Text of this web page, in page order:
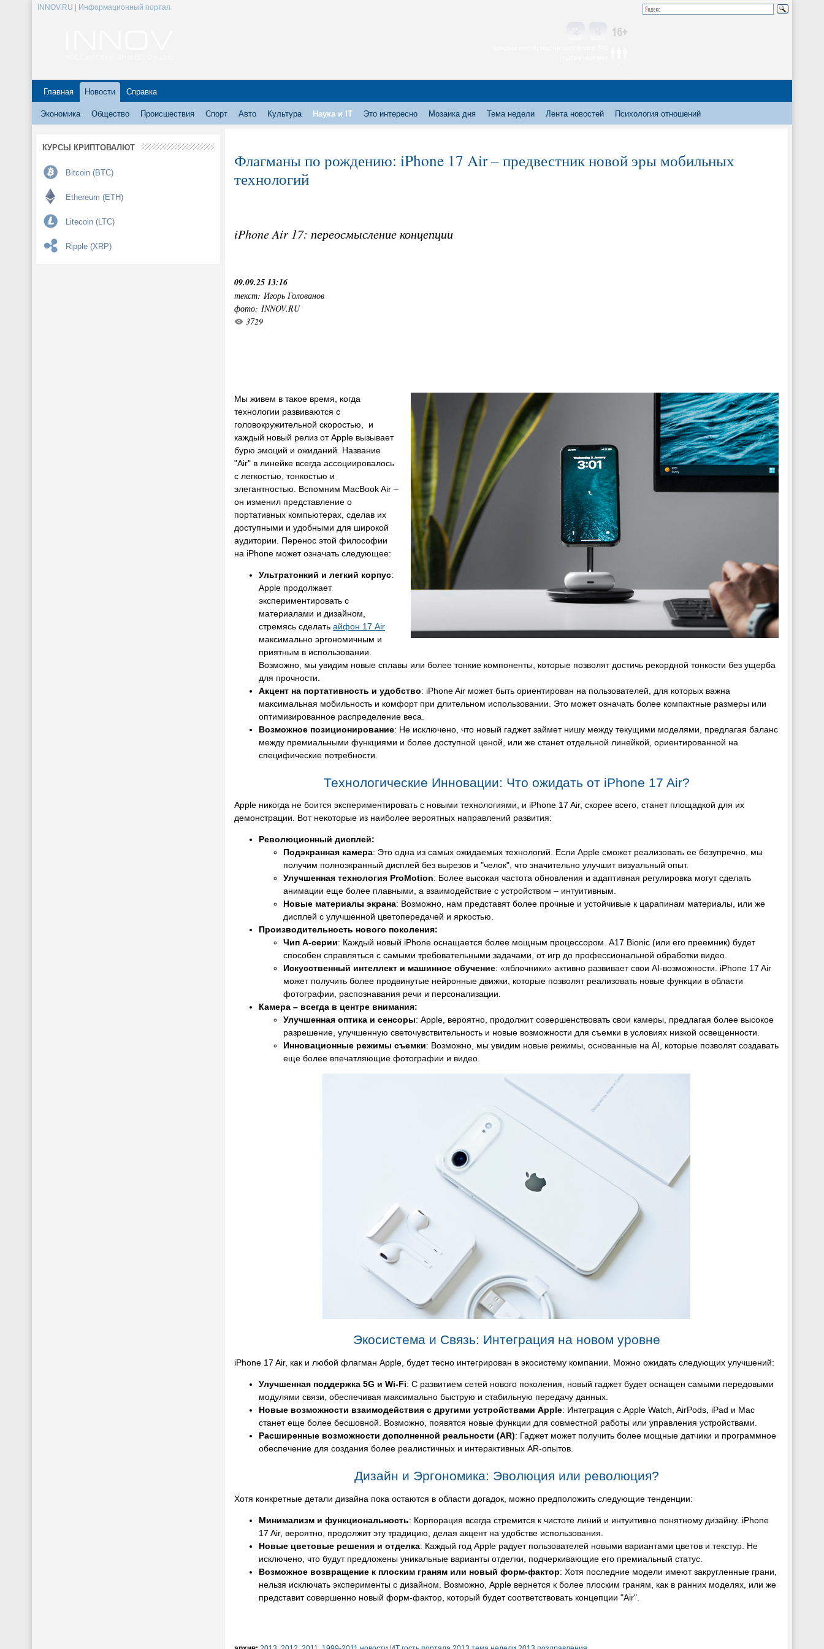
INNOV.RU | Информационный портал
Главная Новости Справка
Экономика Общество Происшествия Спорт Авто Культура Наука и IT Это интересно Мозаика дня Тема недели Лента новостей Психология отношений
КУРСЫ КРИПТОВАЛЮТ
Bitcoin (BTC)
Ethereum (ETH)
Litecoin (LTC)
Ripple (XRP)
Флагманы по рождению: iPhone 17 Air – предвестник новой эры мобильных
технологий
iPhone Air 17: переосмысление концепции
09.09.25 13:16
текст: Игорь Голованов
фото: INNOV.RU
3729
Мы живем в такое время, когда
технологии развиваются с
головокружительной скоростью, и
каждый новый релиз от Apple вызывает
бурю эмоций и ожиданий. Название
"Air" в линейке всегда ассоциировалось
с легкостью, тонкостью и
элегантностью. Вспомним MacBook Air –
он изменил представление о
портативных компьютерах, сделав их
доступными и удобными для широкой
аудитории. Перенос этой философии
на iPhone может означать следующее:
Ультратонкий и легкий корпус:
Apple продолжает
экспериментировать с
материалами и дизайном,
стремясь сделать айфон 17 Air
максимально эргономичным и
приятным в использовании.
Возможно, мы увидим новые сплавы или более тонкие компоненты, которые позволят достичь рекордной тонкости без ущерба
для прочности.
Акцент на портативность и удобство: iPhone Air может быть ориентирован на пользователей, для которых важна
максимальная мобильность и комфорт при длительном использовании. Это может означать более компактные размеры или
оптимизированное распределение веса.
Возможное позиционирование: Не исключено, что новый гаджет займет нишу между текущими моделями, предлагая баланс
между премиальными функциями и более доступной ценой, или же станет отдельной линейкой, ориентированной на
специфические потребности.
Технологические Инновации: Что ожидать от iPhone 17 Air?
Apple никогда не боится экспериментировать с новыми технологиями, и iPhone 17 Air, скорее всего, станет площадкой для их
демонстрации. Вот некоторые из наиболее вероятных направлений развития:
Революционный дисплей:
Подэкранная камера: Это одна из самых ожидаемых технологий. Если Apple сможет реализовать ее безупречно, мы
получим полноэкранный дисплей без вырезов и "челок", что значительно улучшит визуальный опыт.
Улучшенная технология ProMotion: Более высокая частота обновления и адаптивная регулировка могут сделать
анимации еще более плавными, а взаимодействие с устройством – интуитивным.
Новые материалы экрана: Возможно, нам представят более прочные и устойчивые к царапинам материалы, или же
дисплей с улучшенной цветопередачей и яркостью.
Производительность нового поколения:
Чип A-серии: Каждый новый iPhone оснащается более мощным процессором. A17 Bionic (или его преемник) будет
способен справляться с самыми требовательными задачами, от игр до профессиональной обработки видео.
Искусственный интеллект и машинное обучение: «яблочники» активно развивает свои AI-возможности. iPhone 17 Air
может получить более продвинутые нейронные движки, которые позволят реализовать новые функции в области
фотографии, распознавания речи и персонализации.
Камера – всегда в центре внимания:
Улучшенная оптика и сенсоры: Apple, вероятно, продолжит совершенствовать свои камеры, предлагая более высокое
разрешение, улучшенную светочувствительность и новые возможности для съемки в условиях низкой освещенности.
Инновационные режимы съемки: Возможно, мы увидим новые режимы, основанные на AI, которые позволят создавать
еще более впечатляющие фотографии и видео.
Экосистема и Связь: Интеграция на новом уровне
iPhone 17 Air, как и любой флагман Apple, будет тесно интегрирован в экосистему компании. Можно ожидать следующих улучшений:
Улучшенная поддержка 5G и Wi-Fi: С развитием сетей нового поколения, новый гаджет будет оснащен самыми передовыми
модулями связи, обеспечивая максимально быструю и стабильную передачу данных.
Новые возможности взаимодействия с другими устройствами Apple: Интеграция с Apple Watch, AirPods, iPad и Mac
станет еще более бесшовной. Возможно, появятся новые функции для совместной работы или управления устройствами.
Расширенные возможности дополненной реальности (AR): Гаджет может получить более мощные датчики и программное
обеспечение для создания более реалистичных и интерактивных AR-опытов.
Дизайн и Эргономика: Эволюция или революция?
Хотя конкретные детали дизайна пока остаются в области догадок, можно предположить следующие тенденции:
Минимализм и функциональность: Корпорация всегда стремится к чистоте линий и интуитивно понятному дизайну. iPhone
17 Air, вероятно, продолжит эту традицию, делая акцент на удобстве использования.
Новые цветовые решения и отделка: Каждый год Apple радует пользователей новыми вариантами цветов и текстур. Не
исключено, что будут предложены уникальные варианты отделки, подчеркивающие его премиальный статус.
Возможное возвращение к плоским граням или новый форм-фактор: Хотя последние модели имеют закругленные грани,
нельзя исключать эксперименты с дизайном. Возможно, Apple вернется к более плоским граням, как в ранних моделях, или же
представит совершенно новый форм-фактор, который будет соответствовать концепции "Air".